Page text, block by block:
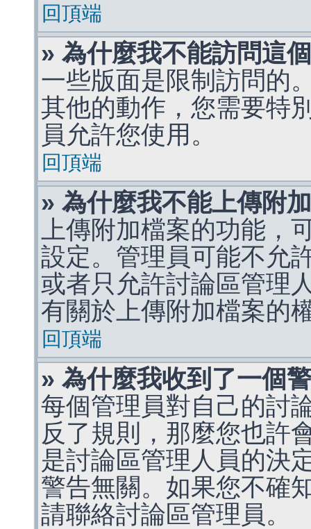
回頂端
» 為什麼我不能訪問這
一些版面是限制訪問的
其他的動作，您需要特
員允許您使用。
回頂端
» 為什麼我不能上傳附
上傳附加檔案的功能，
設定。管理員可能不允
或者只允許討論區管理
有關於上傳附加檔案的
回頂端
» 為什麼我收到了一個
每個管理員對自己的討
反了規則，那麼您也許
是討論區管理人員的決
警告無關。如果您不確
請聯絡討論區管理員。